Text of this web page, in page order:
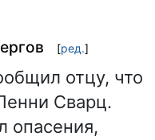
[ред.]
отцу, что
Сварц.
опасения,